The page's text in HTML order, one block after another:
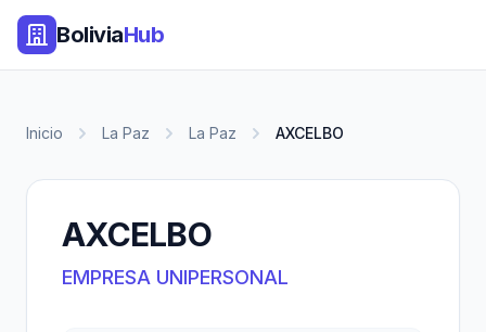
BoliviaHub
Inicio La Paz La Paz AXCELBO
AXCELBO
EMPRESA UNIPERSONAL